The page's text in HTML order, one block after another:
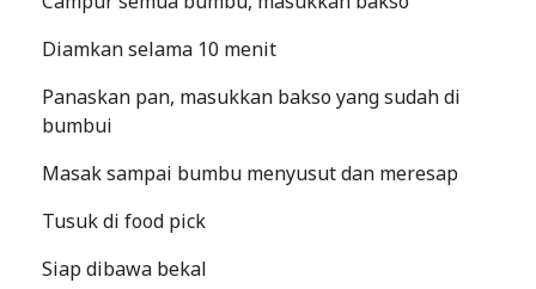
Diamkan selama 10 menit
Panaskan pan, masukkan bakso yang sudah di
bumbui
Masak sampai bumbu menyusut dan meresap
Tusuk di food pick
Siap dibawa bekal